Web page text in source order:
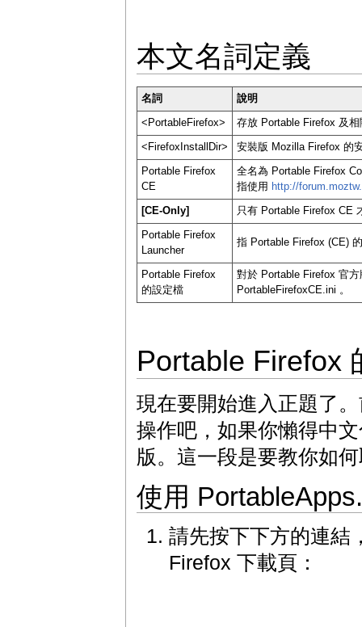
本文名詞定義
名詞 說明
<PortableFirefox> 存放 Portable Firefox 及
<FirefoxInstallDir> 安裝版 Mozilla Firefox 的
Portable Firefox
CE
全名為 Portable Firefox
指使用 http://
[CE-Only] 只有 Portable Firefox CE
Portable Firefox
Launcher
指 Portable Firefox (CE)
Portable Firefox
的設定檔
對於 Portable Firefox 官
PortableFirefoxCE.ini 。
Portable Firefox
現在要開始進入正題了
操作吧，如果你懶得中
版。這一段是要教你如
使用
請先按下下方的連結
Firefox 下載頁：